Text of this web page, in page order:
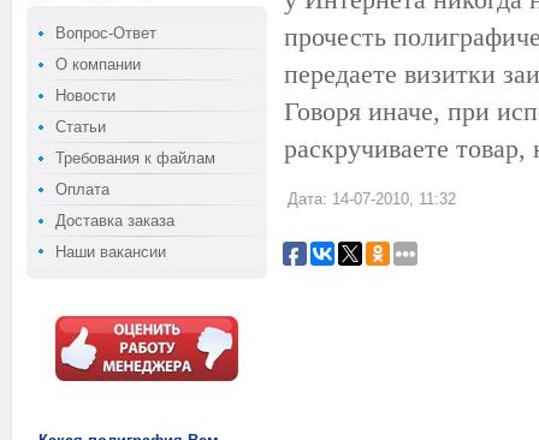
Вопрос-Ответ
О компании
Новости
Статьи
Требования к файлам
Оплата
Доставка заказа
Наши вакансии
прочесть
передаете визитки
Говоря иначе, при
раскручиваете
Дата: 14-07-2010, 11:32